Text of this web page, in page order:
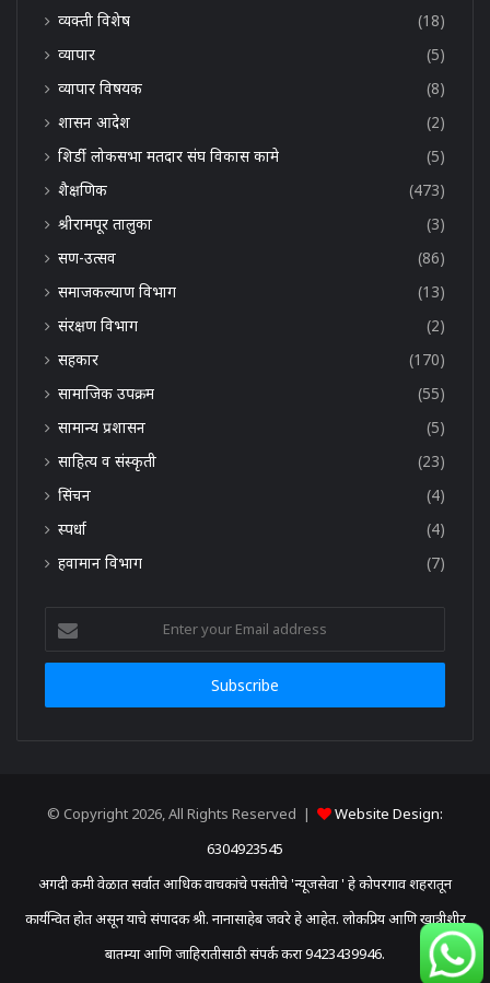
व्यक्ती विशेष
(18)
व्यापार
(5)
व्यापार विषयक
(8)
शासन आदेश
(2)
शिर्डी लोकसभा मतदार संघ विकास कामे
(5)
शैक्षणिक
(473)
श्रीरामपूर तालुका
(3)
सण-उत्सव
(86)
समाजकल्याण विभाग
(13)
संरक्षण विभाग
(2)
सहकार
(170)
सामाजिक उपक्रम
(55)
सामान्य प्रशासन
(5)
साहित्य व संस्कृती
(23)
सिंचन
(4)
स्पर्धा
(4)
हवामान विभाग
(7)
your
Email
© Copyright 2026, All Rights Reserved |
Website Design:
6304923545
अगदी कमी वेळात सर्वात आधिक वाचकांचे पसंतीचे 'न्यूजसेवा ' हे कोपरगाव शहरातून
कार्यन्वित होत असून याचे संपादक श्री. नानासाहेब जवरे हे आहेत. लोकप्रिय आणि खात्रीशीर
बातम्या आणि जाहिरातीसाठी संपर्क करा 9423439946.